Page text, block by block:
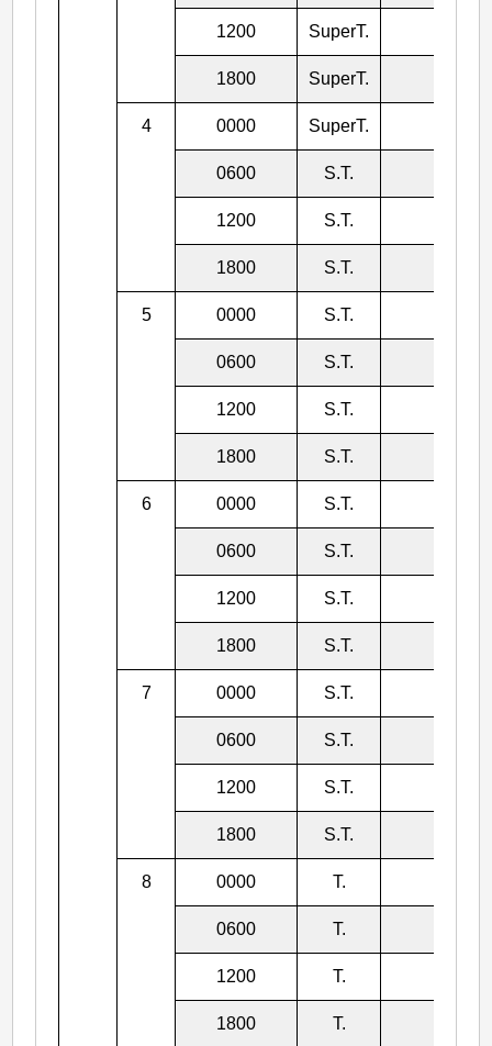
1200 SuperT.
1800 SuperT.
4 0000 SuperT.
0600 S.T.
1200 S.T.
1800 S.T.
5 0000 S.T.
0600 S.T.
1200 S.T.
1800 S.T.
6 0000 S.T.
0600 S.T.
1200 S.T.
1800 S.T.
7 0000 S.T.
0600 S.T.
1200 S.T.
1800 S.T.
8 0000 T.
0600 T.
1200 T.
1800 T.